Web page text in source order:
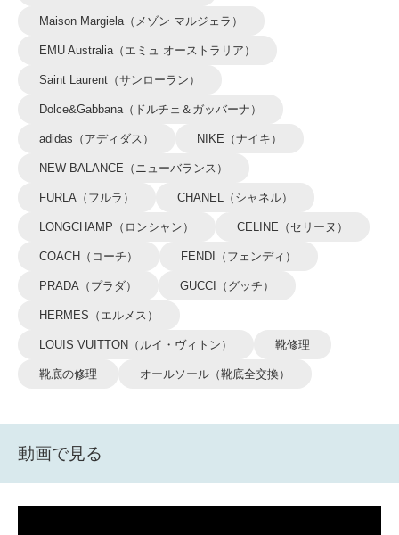
Maison Margiela（メゾン マルジェラ）
EMU Australia（エミュ オーストラリア）
Saint Laurent（サンローラン）
Dolce&Gabbana（ドルチェ＆ガッバーナ）
adidas（アディダス） NIKE（ナイキ）
NEW BALANCE（ニューバランス）
FURLA（フルラ） CHANEL（シャネル）
LONGCHAMP（ロンシャン） CELINE（セリーヌ）
COACH（コーチ） FENDI（フェンディ）
PRADA（プラダ） GUCCI（グッチ）
HERMES（エルメス）
LOUIS VUITTON（ルイ・ヴィトン） 靴修理
靴底の修理 オールソール（靴底全交換）
動画で見る